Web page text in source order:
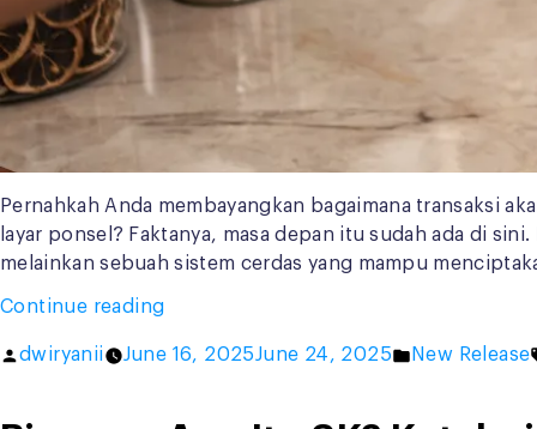
Pernahkah Anda membayangkan bagaimana transaksi
layar ponsel? Faktanya, masa depan itu sudah ada di
melainkan sebuah sistem cerdas yang mampu
Continue reading“Jenis
Inovasi
Transaksi
Posted
dwiryanii June 16, 2025June 24, 2025
Posted
New Release